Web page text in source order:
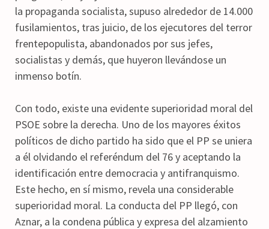
la propaganda socialista, supuso alrededor de 14.000
fusilamientos, tras juicio, de los ejecutores del terror
frentepopulista, abandonados por sus jefes,
socialistas y demás, que huyeron llevándose un
inmenso botín.
Con todo, existe una evidente superioridad moral del
PSOE sobre la derecha. Uno de los mayores éxitos
políticos de dicho partido ha sido que el PP se uniera
a él olvidando el referéndum del 76 y aceptando la
identificación entre democracia y antifranquismo.
Este hecho, en sí mismo, revela una considerable
superioridad moral. La conducta del PP llegó, con
Aznar, a la condena pública y expresa del alzamiento